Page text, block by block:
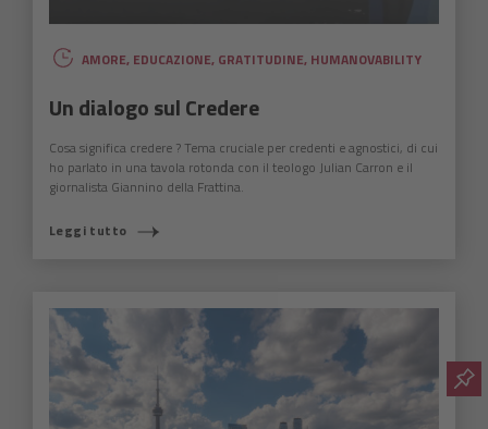
AMORE, EDUCAZIONE, GRATITUDINE, HUMANOVABILITY
Un dialogo sul Credere
Cosa significa credere ? Tema cruciale per credenti e agnostici, di cui
ho parlato in una tavola rotonda con il teologo Julian Carron e il
giornalista Giannino della Frattina.
Leggi tutto